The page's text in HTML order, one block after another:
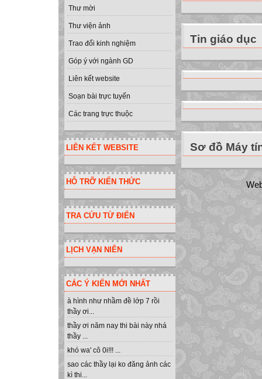
Thư mời
Thư viện ảnh
Trao đổi kinh nghiệm
Góp ý với ngành GD
Liên kết website
Soạn bài trực tuyến
Các trang trực thuộc
LIÊN KẾT WEBSITE
HỖ TRỠ KIẾN THỨC
TRA CỨU TỪ ĐIỂN
LỊCH VẠN NIÊN
CÁC Ý KIẾN MỚI NHẤT
à hình như nhầm đề lớp 7 rồi
thầy ơi...
thầy ơi năm nay thi bài này nhá
thầy ...
khó wa' cô 0i!!! ...
sao các thầy lại ko đăng ảnh các
kì thi...
Tin giáo dục
Sơ đồ Máy